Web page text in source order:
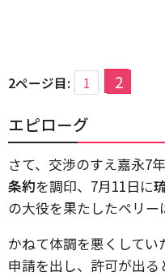
2ページ目: 1 2
エピローグ
さて、交渉のすえ嘉永7
条約を調印、7月11日に
の大役を果たしたペリー
かねて体調を悪くして
申請を出し、許可が出